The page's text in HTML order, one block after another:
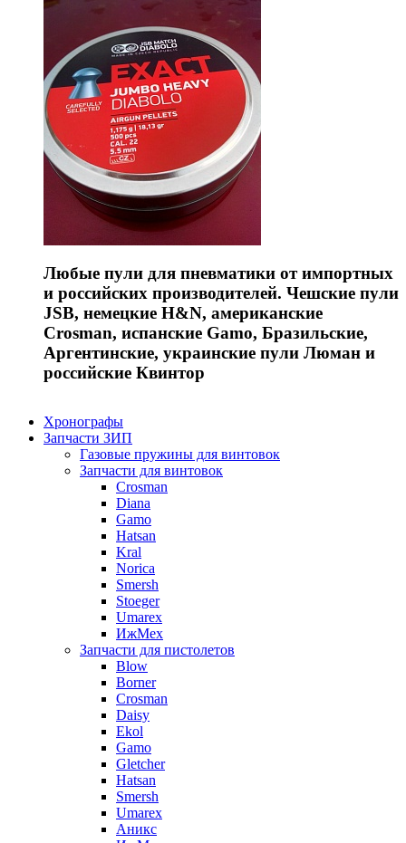
Любые пули для пневматики от импортных
и российских производителей. Чешские пули
JSB, немецкие H&N, американские
Crosman, испанские Gamo, Бразильские,
Аргентинские, украинские пули Люман и
российские Квинтор
Хронографы
Запчасти ЗИП
Газовые пружины для винтовок
Запчасти для винтовок
Crosman
Diana
Gamo
Hatsan
Kral
Norica
Smersh
Stoeger
Umarex
ИжМех
Запчасти для пистолетов
Blow
Borner
Crosman
Daisy
Ekol
Gamo
Gletcher
Hatsan
Smersh
Umarex
Аникс